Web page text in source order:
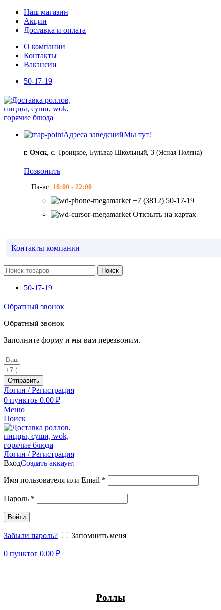
Наш магазин
Акции
Доставка и оплата
О компании
Контакты
Вакансии
50-17-19
Адреса заведенийМы тут!
г. Омск, с. Троицкое, Бульвар Школьный, 3 (Ясная Поляна)
Позвонить
Пн-вс: 10:00 - 22:00
+7 (3812) 50-17-19
Открыть на картах
Контакты компании
Поиск
50-17-19
Обратный звонок
Обратный звонок
Заполните форму и мы вам перезвоним.
Отправить
Логин / Регистрация
0 пунктов 0.00 ₽
Меню
Поиск
Логин / Регистрация
ВходСоздать аккаунт
Имя пользователя или Email *
Пароль *
Войти
Забыли пароль? Запомнить меня
0 пунктов 0.00 ₽
Роллы